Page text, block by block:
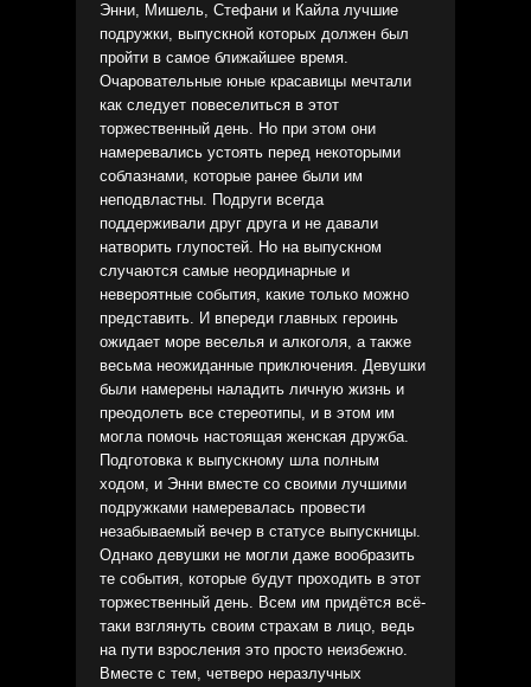
Энни, Мишель, Стефани и Кайла лучшие
подружки, выпускной которых должен был
пройти в самое ближайшее время.
Очаровательные юные красавицы мечтали
как следует повеселиться в этот
торжественный день. Но при этом они
намеревались устоять перед некоторыми
соблазнами, которые ранее были им
неподвластны. Подруги всегда
поддерживали друг друга и не давали
натворить глупостей. Но на выпускном
случаются самые неординарные и
невероятные события, какие только можно
представить. И впереди главных героинь
ожидает море веселья и алкоголя, а также
весьма неожиданные приключения. Девушки
были намерены наладить личную жизнь и
преодолеть все стереотипы, и в этом им
могла помочь настоящая женская дружба.
Подготовка к выпускному шла полным
ходом, и Энни вместе со своими лучшими
подружками намеревалась провести
незабываемый вечер в статусе выпускницы.
Однако девушки не могли даже вообразить
те события, которые будут проходить в этот
торжественный день. Всем им придётся всё-
таки взглянуть своим страхам в лицо, ведь
на пути взросления это просто неизбежно.
Вместе с тем, четверо неразлучных